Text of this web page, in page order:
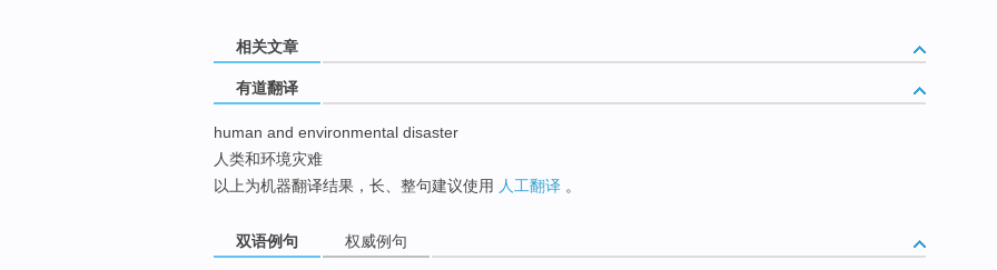
相关文章
有道翻译
human and environmental disaster
人类和环境灾难
以上为机器翻译结果，长、整句建议使用 人工翻译 。
双语例句 权威例句